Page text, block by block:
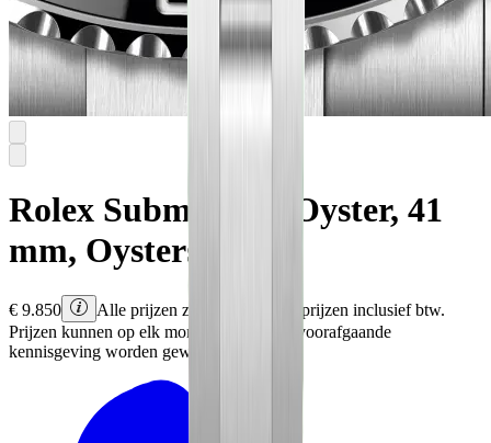
Rolex Submariner
Oyster, 41
mm, Oystersteel
€ 9.850
Alle prijzen zijn Rolex adviesprijzen inclusief btw.
Prijzen kunnen op elk moment en zonder voorafgaande
kennisgeving worden gewijzigd.